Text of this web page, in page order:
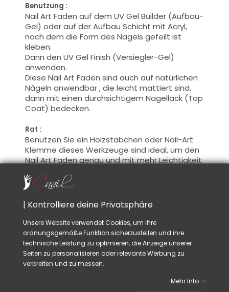
Benutzung :
Nail Art Faden auf dem UV Gel Builder (Aufbau-
Gel) oder auf der Aufbau Schicht mit Acryl,
nach dem die Form des Nagels gefeilt ist
kleben.
Dann den UV Gel Finish (Versiegler-Gel)
anwenden.
Diese Nail Art Faden sind auch auf natürlichen
Nägeln anwendbar , die leicht mattiert sind,
dann mit einen durchsichtigem Nagellack (Top
Coat) bedecken.
Rat :
Benutzen Sie ein Holzstäbchen oder Nail-Art
Klemme dieses Werkzeuge sind ideal, um den
Nail Art Faden genau und mit mehr Leichtigkeit
Maße:
1 Rolle 3 mm, 1 Rolle 2 mm, und 2 Rollen 1mm.
VIELLEICHT GEFÄLLT IHNEN AUCH
| Kontrolliere deine Privatsphäre
Unsere Website verwendet Cookies, um ihre
ordnungsgemäße Funktion sicherzustellen und ihre
technische Leistung zu optimieren, die Anzeige unserer
Seiten zu personalisieren oder relevante Werbung zu
verbreiten und zu messen.
Mehr Info